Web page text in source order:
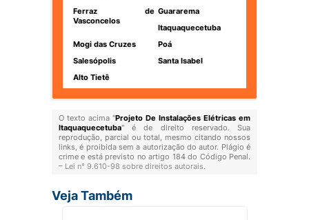
Ferraz de
Vasconcelos
Guararema
Itaquaquecetuba
Mogi das Cruzes
Poá
Salesópolis
Santa Isabel
Alto Tietê
O texto acima "Projeto De Instalações Elétricas em
Itaquaquecetuba" é de direito reservado. Sua
reprodução, parcial ou total, mesmo citando nossos
links, é proibida sem a autorização do autor. Plágio é
crime e está previsto no artigo 184 do Código Penal.
– Lei n° 9.610-98 sobre direitos autorais.
Veja Também